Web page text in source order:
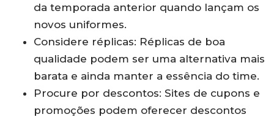
da temporada anterior quando lançam os
novos uniformes.
Considere réplicas: Réplicas de boa
qualidade podem ser uma alternativa mais
barata e ainda manter a essência do time.
Procure por descontos: Sites de cupons e
promoções podem oferecer descontos